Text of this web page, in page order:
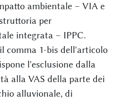
ambientale – VIA e
per
integrata – IPPC.
comma 1-bis dell'articolo
l'esclusione dalla
alla VAS della parte dei
alluvionale, di